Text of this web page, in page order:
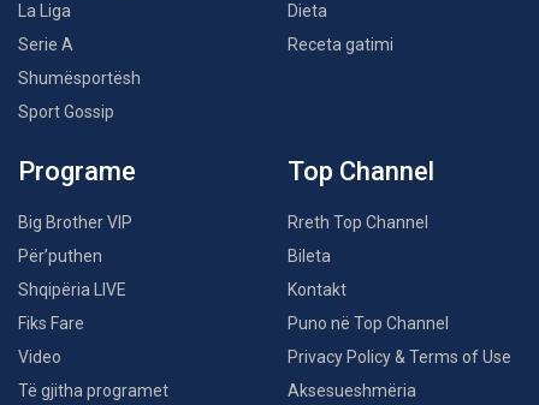
La Liga
Serie A
Shumësportësh
Sport Gossip
Dieta
Receta gatimi
Programe
Big Brother VIP
Për’puthen
Shqipëria LIVE
Fiks Fare
Video
Të gjitha programet
Top Channel
Rreth Top Channel
Bileta
Kontakt
Puno në Top Channel
Privacy Policy & Terms of Use
Aksesueshmëria